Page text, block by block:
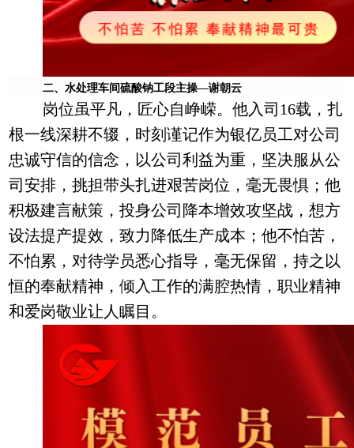
二、水处理车间硫酸钠工段主操—谢朝云
岗位虽平凡，匠心自峥嵘。他入司16载，扎
根一线深耕不辍，时刻谨记作为银亿员工对公司
忠诚守信的信念，以公司利益为重，坚决服从公
司安排，挑担带头扎进艰苦岗位，毫无畏惧；他
积极建言献策，投身公司降本增效攻坚战，想方
设法提产提效，致力降低生产成本；他不怕苦，
不怕累，对待学员悉心指导，毫无保留，持之以
恒的奉献精神，倾入工作的满腔热情，职业精神
和爱岗敬业让人瞩目。